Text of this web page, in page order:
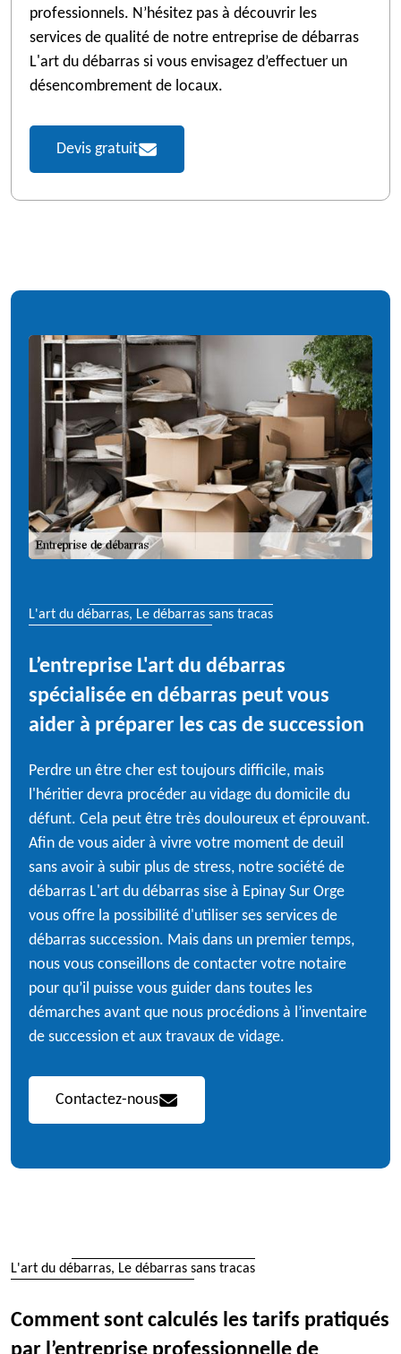
professionnels. N’hésitez pas à découvrir les
services de qualité de notre entreprise de débarras
L'art du débarras si vous envisagez d’effectuer un
désencombrement de locaux.
Devis gratuit
L'art du débarras, Le débarras sans tracas
L’entreprise L'art du débarras
spécialisée en débarras peut vous
aider à préparer les cas de succession
Perdre un être cher est toujours difficile, mais
l'héritier devra procéder au vidage du domicile du
défunt. Cela peut être très douloureux et éprouvant.
Afin de vous aider à vivre votre moment de deuil
sans avoir à subir plus de stress, notre société de
débarras L'art du débarras sise à Epinay Sur Orge
vous offre la possibilité d'utiliser ses services de
débarras succession. Mais dans un premier temps,
nous vous conseillons de contacter votre notaire
pour qu’il puisse vous guider dans toutes les
démarches avant que nous procédions à l’inventaire
de succession et aux travaux de vidage.
Contactez-nous
L'art du débarras, Le débarras sans tracas
Comment sont calculés les tarifs pratiqués